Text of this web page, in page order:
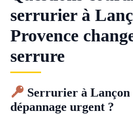
serrurier à
Provence
serrure
Serrurier à Lançon
dépannage urgent ?